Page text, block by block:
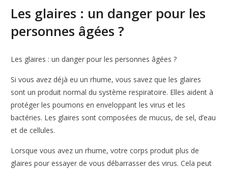
Les glaires : un danger pour les
personnes âgées ?
Les glaires : un danger pour les personnes âgées ?
Si vous avez déjà eu un rhume, vous savez que les glaires
sont un produit normal du système respiratoire. Elles aident à
protéger les poumons en enveloppant les virus et les
bactéries. Les glaires sont composées de mucus, de sel, d’eau
et de cellules.
Lorsque vous avez un rhume, votre corps produit plus de
glaires pour essayer de vous débarrasser des virus. Cela peut